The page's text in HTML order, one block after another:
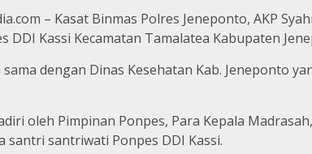
– Kasat Binmas Polres Jeneponto, AKP
DDI Kassi Kecamatan Tamalatea Kabupaten
dengan Dinas Kesehatan Kab. Jeneponto
oleh Pimpinan Ponpes, Para Kepala
santri santriwati Ponpes DDI Kassi.